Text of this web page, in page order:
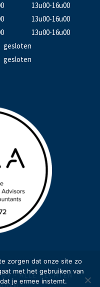
13u00-16u00
13u00-16u00
13u00-16u00
gesloten
gesloten
- ALLE RECHTEN
zorgen dat onze site zo
met het gebruiken van
je ermee instemt.